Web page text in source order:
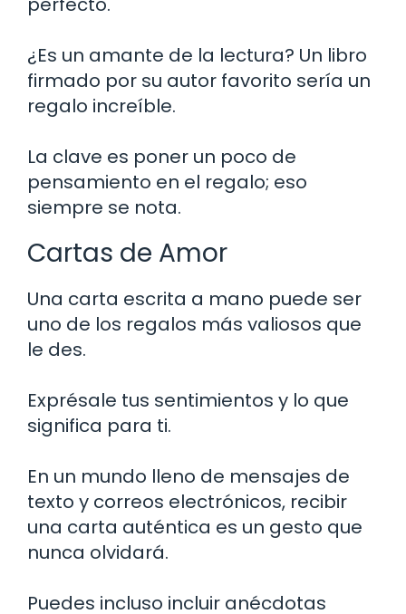
¿Es un amante de la lectura? Un libro
firmado por su autor favorito sería un
regalo increíble.
La clave es poner un poco de
pensamiento en el regalo; eso
siempre se nota.
Cartas de Amor
Una carta escrita a mano puede ser
uno de los regalos más valiosos que
le des.
Exprésale tus sentimientos y lo que
significa para ti.
En un mundo lleno de mensajes de
texto y correos electrónicos, recibir
una carta auténtica es un gesto que
nunca olvidará.
Puedes incluso incluir anécdotas